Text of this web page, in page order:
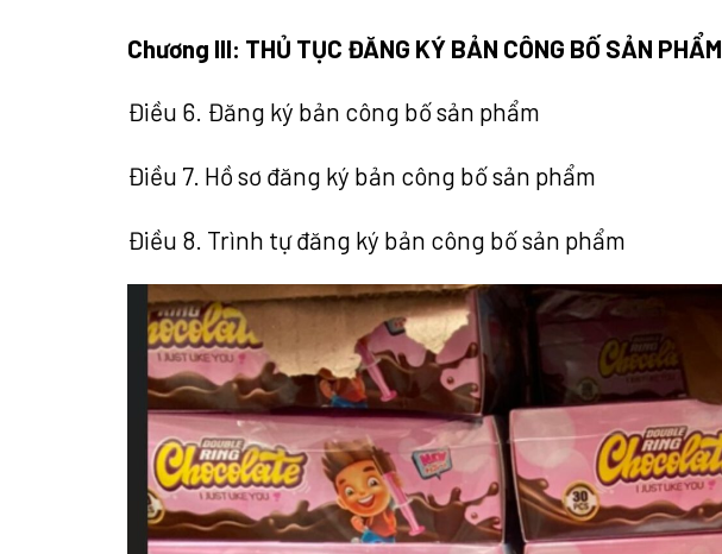
Chương III: THỦ TỤC ĐĂNG KÝ BẢN CÔNG BỐ SẢN PHẨM
Điều 6. Đăng ký bản công bố sản phẩm
Điều 7. Hồ sơ đăng ký bản công bố sản phẩm
Điều 8. Trình tự đăng ký bản công bố sản phẩm